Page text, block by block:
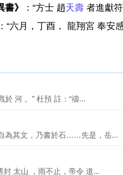
書》 ：“方士 趙天壽者進獻
：“六月，丁酉， 龍翔宮 奉
河 。” 杜預 註：“禱...
為其文，乃書於石……先是，岳...
封 太山 ，雨不止，帝令 道...